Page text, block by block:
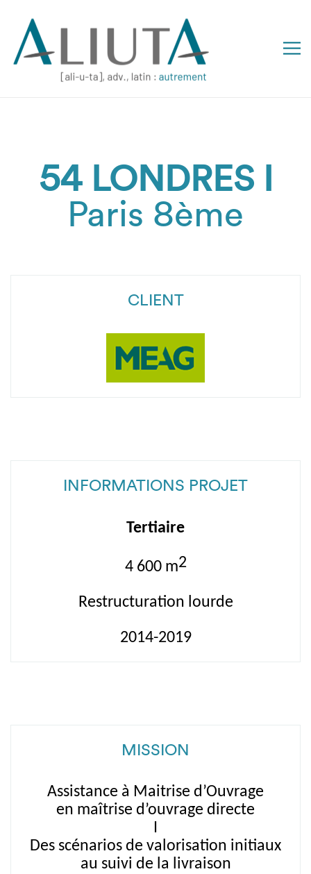
54 LONDRES I
Paris 8ème
CLIENT
INFORMATIONS PROJET
Tertiaire
4 600 m2
Restructuration lourde
2014-2019
MISSION
Assistance à Maitrise d’Ouvrage
en maîtrise d’ouvrage directe
I
Des scénarios de valorisation initiaux
au suivi de la livraison